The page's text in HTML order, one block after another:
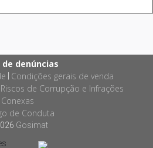
de denúncias
Condições gerais de venda
de Corrupção e Infrações
Conexas
de Conduta
Gosimat